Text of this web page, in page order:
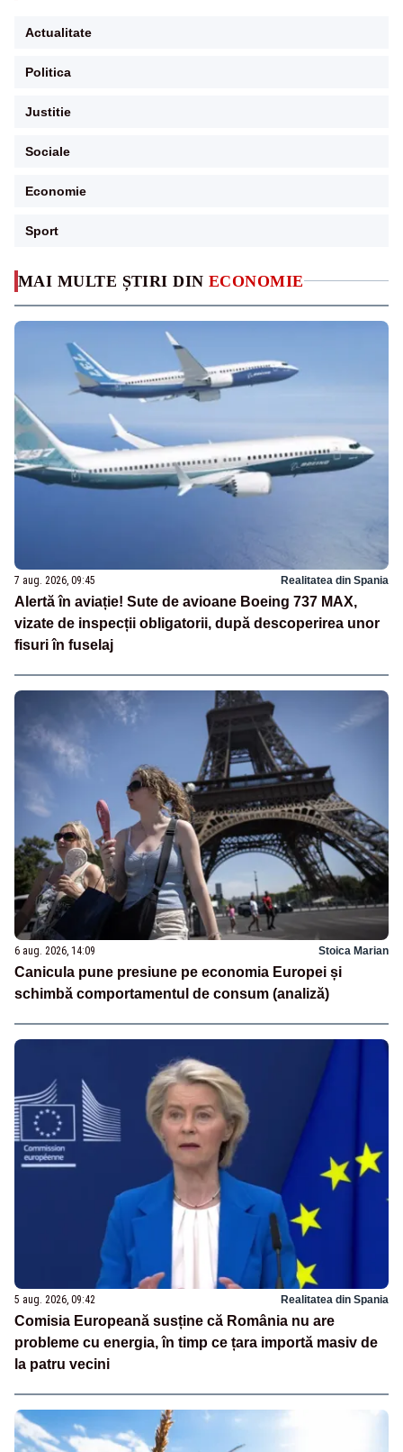
MAI MULTE ȘTIRI DIN ECONOMIE
7 aug. 2026, 09:45 Realitatea din Spania
Alertă în aviație! Sute de avioane Boeing 737 MAX,
vizate de inspecții obligatorii, după descoperirea unor
fisuri în fuselaj
6 aug. 2026, 14:09 Stoica Marian
Canicula pune presiune pe economia Europei și
schimbă comportamentul de consum (analiză)
5 aug. 2026, 09:42 Realitatea din Spania
Comisia Europeană susține că România nu are
probleme cu energia, în timp ce țara importă masiv de
la patru vecini
Actualitate
Politica
Justitie
Sociale
Economie
Sport